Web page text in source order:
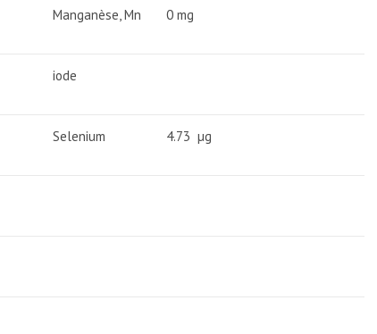
Manganèse, Mn 0 mg
iode
Selenium 4.73 µg